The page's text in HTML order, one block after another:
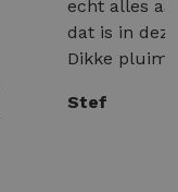
echt alles
dat is in
Dikke pluim
Stef